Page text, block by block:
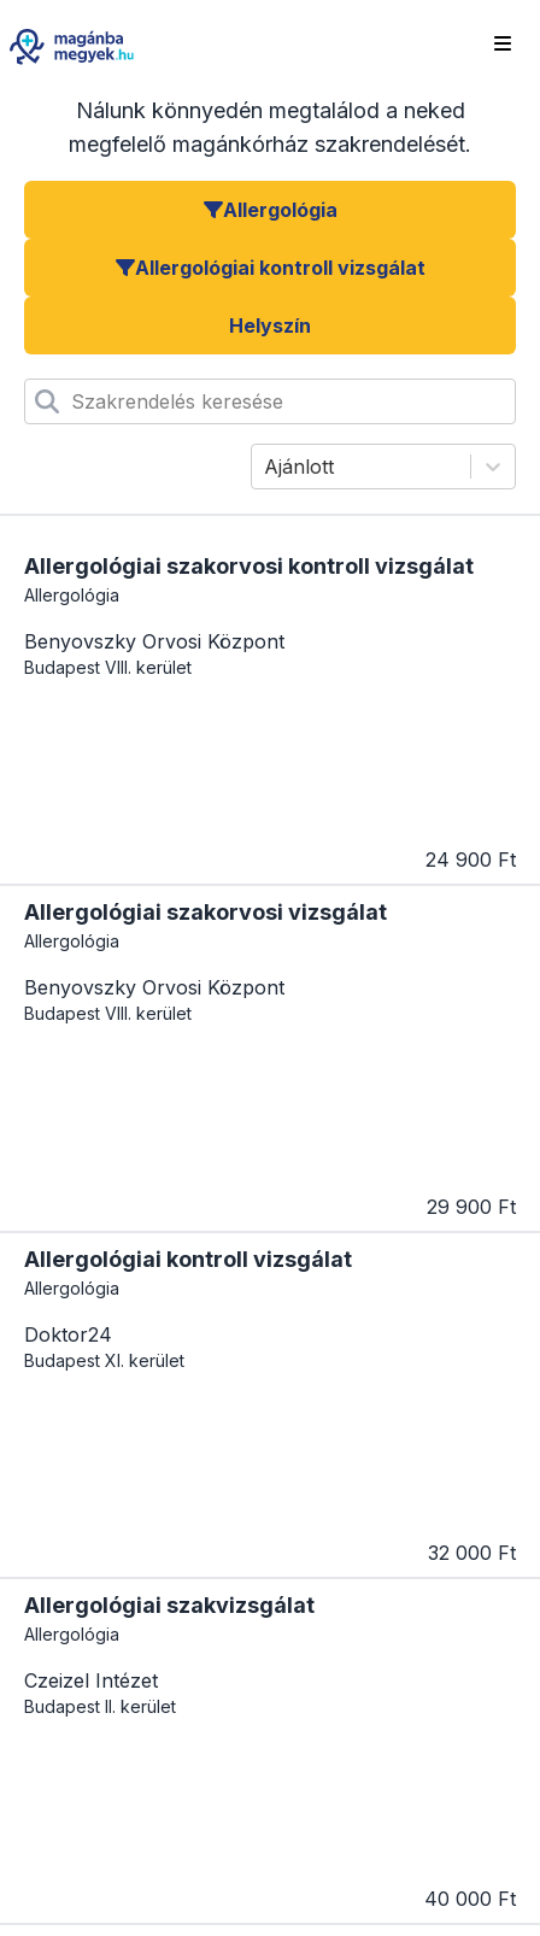
Nálunk könnyedén megtalálod a neked
megfelelő magánkórház szakrendelését.
Allergológia
Allergológiai kontroll vizsgálat
Helyszín
Szakrendelés keresése
Ajánlott
Allergológiai szakorvosi kontroll vizsgálat
Allergológia
Benyovszky Orvosi Központ
Budapest VIII. kerület
24 900 Ft
Allergológiai szakorvosi vizsgálat
Allergológia
Benyovszky Orvosi Központ
Budapest VIII. kerület
29 900 Ft
Allergológiai kontroll vizsgálat
Allergológia
Doktor24
Budapest XI. kerület
32 000 Ft
Allergológiai szakvizsgálat
Allergológia
Czeizel Intézet
Budapest II. kerület
40 000 Ft